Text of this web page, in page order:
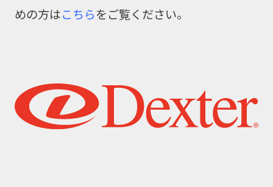
めの方はこちらをご覧ください。